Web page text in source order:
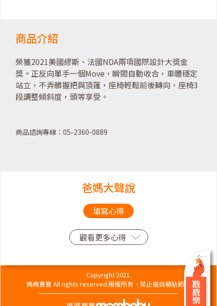
商品介紹
榮獲2021美國繆斯、法國NDA兩項國際設計大獎金
獎。正反向單手一個Move，瞬間自動收合，車體穩定
站立，不弄髒握把與頂篷，座椅輕鬆前後轉向，座椅3
段調整傾斜度，頭等享受。
商品諮詢專線：05-2360-0889
爸媽大聲說
填寫心得
觀看更多心得
Copyright 2021.
媽媽寶寶 All rights reserved.版權所有，禁止擅自轉貼節錄